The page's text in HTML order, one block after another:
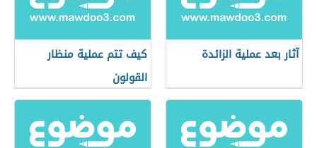
آثار بعد عملية الزائدة
كيف تتم عملية منظار
القولون